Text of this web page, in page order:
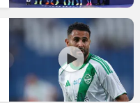
גביע הטוטו
ליגיונרים
ליגת האלופות
ליגה אירופית
ליגה אנגלית
כדורסל ישראלי
ליגת ווינר סל
כדורסל עולמי